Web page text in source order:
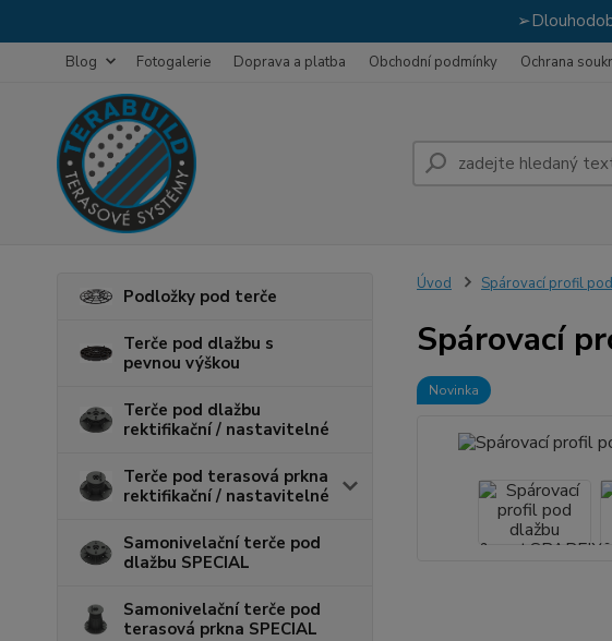
Blog Fotogalerie Doprava a platba Obchodní podmínky Ochrana
Podložky pod terče
Terče pod dlažbu s
pevnou výškou
Terče pod dlažbu
rektifikační / nastavitelné
Terče pod terasová prkna
rektifikační / nastavitelné
Samonivelační terče pod
dlažbu SPECIAL
Samonivelační terče pod
terasová prkna SPECIAL
Úvod Spárovací profil
Spárovací
Novinka